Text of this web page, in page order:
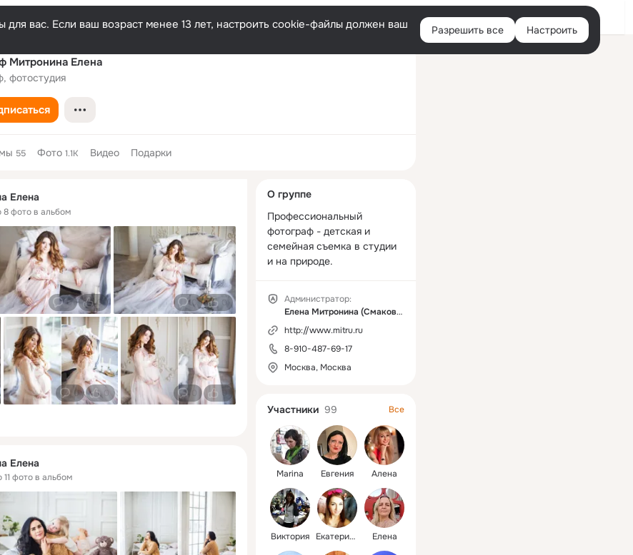
Войти
вас. Если ваш возраст менее 13 лет, настроить cookie-файлы должен ваш
Разрешить все Настроить
Митронина Елена
фотостудия
55 Фото 1.1K Видео Подарки
Елена
8 фото в альбом
0 0 0 0
0 0 0 0
Елена
11 фото в альбом
колонка
О группе
Профессиональный
фотограф - детская и
семейная съемка в студии
и на природе.
Администратор:
Елена Митронина (Смаковская)
http://www.mitru.ru
8-910-487-69-17
Москва, Москва
Участники 99 Все
Marina Евгения Алена
Виктория Екатерина Елена